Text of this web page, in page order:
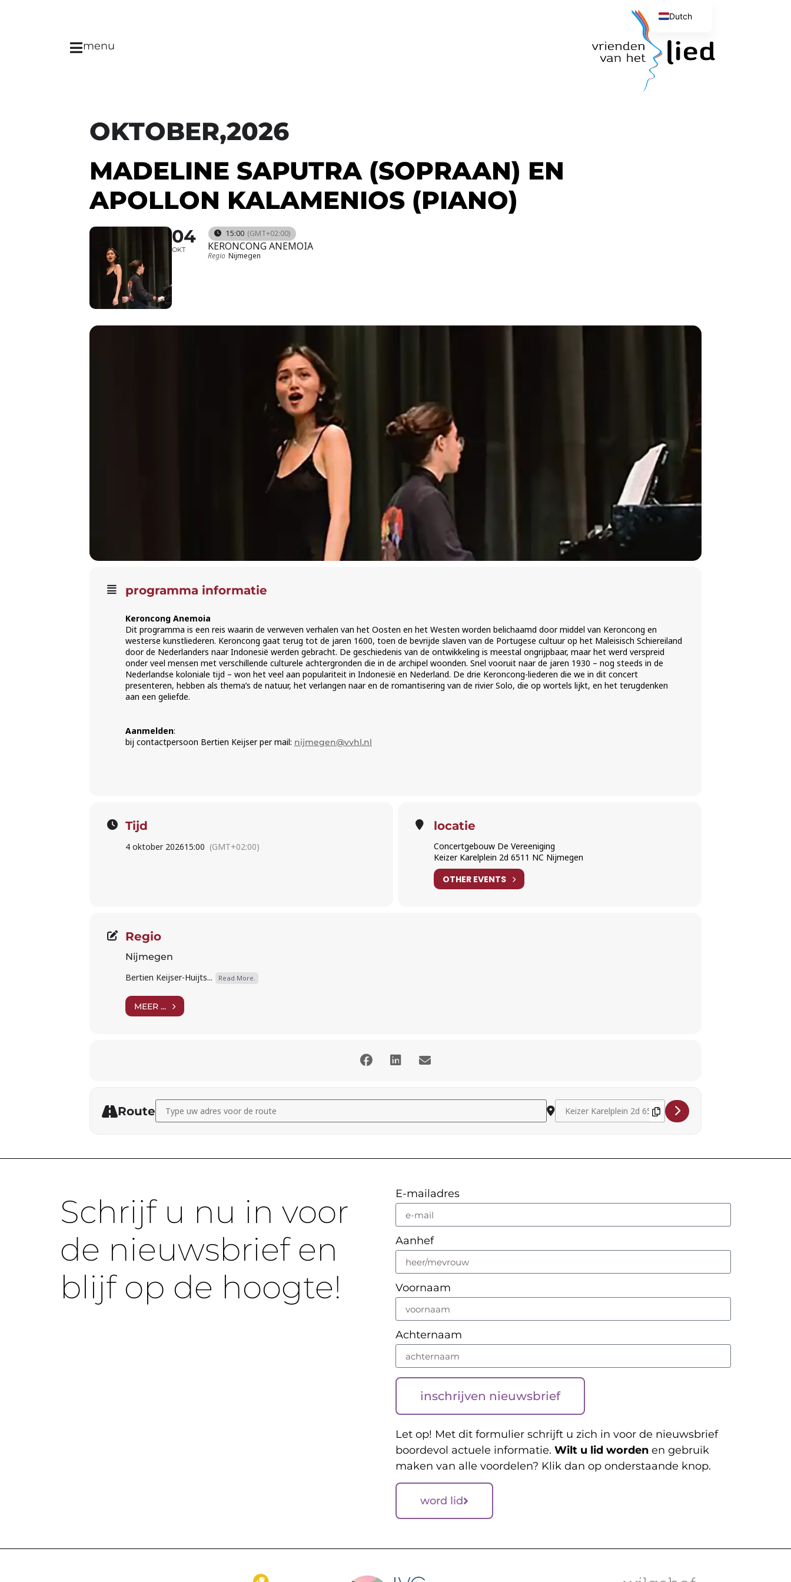
menu
OKTOBER,2026
MADELINE SAPUTRA (SOPRAAN) EN
APOLLON KALAMENIOS (PIANO)
04
OKT
15:00 (GMT+02:00)
KERONCONG ANEMOIA
Regio Nijmegen
programma informatie
Keroncong Anemoia
Dit programma is een reis waarin de verweven verhalen van het Oosten en het Westen worden belichaamd door middel van Keroncong en
westerse kunstliederen. Keroncong gaat terug tot de jaren 1600, toen de bevrijde slaven van de Portugese cultuur op het Maleisisch Schiereiland
door de Nederlanders naar Indonesië werden gebracht. De geschiedenis van de ontwikkeling is meestal ongrijpbaar, maar het werd verspreid
onder veel mensen met verschillende culturele achtergronden die in de archipel woonden. Snel vooruit naar de jaren 1930 – nog steeds in de
Nederlandse koloniale tijd – won het veel aan populariteit in Indonesië en Nederland. De drie Keroncong-liederen die we in dit concert
presenteren, hebben als thema’s de natuur, het verlangen naar en de romantisering van de rivier Solo, die op wortels lijkt, en het terugdenken
aan een geliefde.
Aanmelden:
bij contactpersoon Bertien Keijser per mail: nijmegen@vvhl.nl
Tijd
4 oktober 202615:00 (GMT+02:00)
locatie
Concertgebouw De Vereeniging
Keizer Karelplein 2d 6511 NC Nijmegen
OTHER EVENTS
Regio
Nijmegen
Bertien Keijser-Huijts...
Read More.
MEER ...
Route
Address - Madeline Saputra (sopraan) en Apollon Kalamenios (piano) [NS9D6p6x2] Destination Address - Madeline Saputra (sopraan) en
Schrijf u nu in voor
de nieuwsbrief en
blijf op de hoogte!
E-mailadres
Aanhef
Voornaam
Achternaam
inschrijven nieuwsbrief
Let op! Met dit formulier schrijft u zich in voor de nieuwsbrief
boordevol actuele informatie. Wilt u lid worden en gebruik
maken van alle voordelen? Klik dan op onderstaande knop.
word lid
Dutch